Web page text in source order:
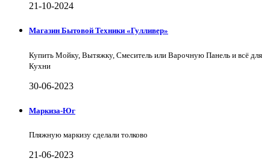
21-10-2024
Магазин Бытовой Техники «Гулливер»
Купить Мойку, Вытяжку, Смеситель или Варочную Панель и всё для
Кухни
30-06-2023
Маркиза-Юг
Пляжную маркизу сделали толково
21-06-2023